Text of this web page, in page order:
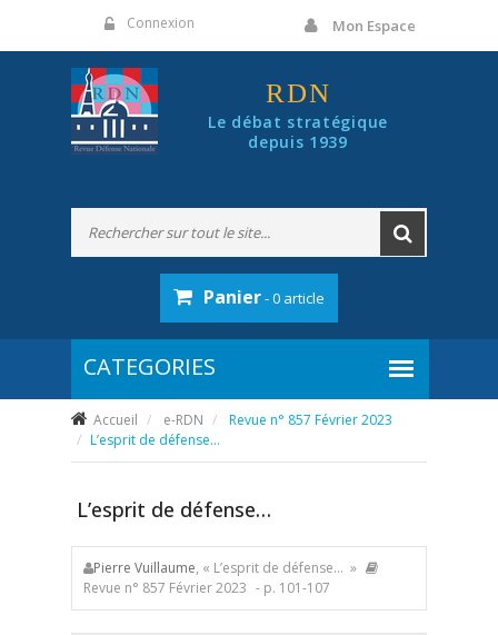
Connexion Mon Espace
RDN
Le débat stratégique
depuis 1939
Panier- 0 article
Accueil e-RDN
Revue n° 857 Février 2023
L’esprit de défense…
L’esprit de défense…
Pierre Vuillaume, « L’esprit de défense… »
Revue n° 857 Février 2023 - p. 101-107